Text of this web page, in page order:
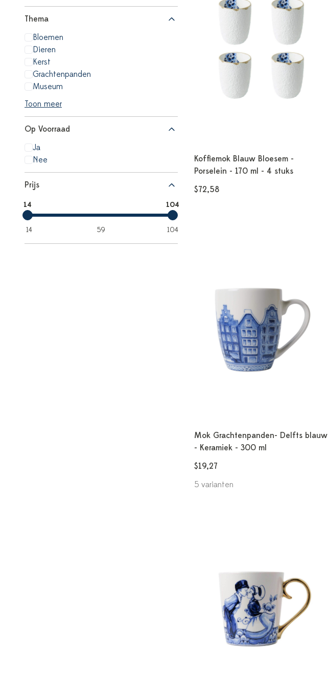
Prijs
14 104
14 59 104
Thema
Bloemen
Dieren
Kerst
Grachtenpanden
Museum
Toon meer
Op Voorraad
Ja
Nee
Koffiemok Blauw Bloesem -
Porselein - 170 ml - 4 stuks
$72,58
Mok Grachtenpanden- Delfts blauw
- Keramiek - 300 ml
$19,27
5 varianten